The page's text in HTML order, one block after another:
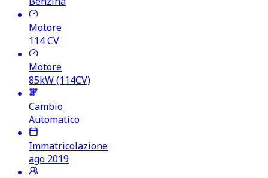
Motore
114CV
Motore
85kW (114CV)
Cambio
Automatico
Immatricolazione
ago 2019